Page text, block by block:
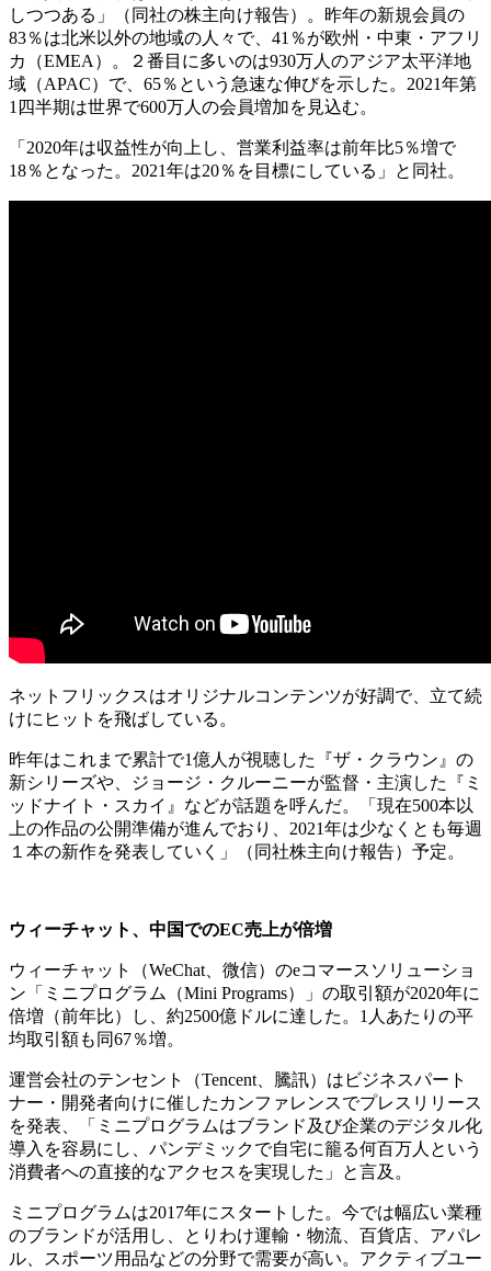
しつつある」（同社の株主向け報告）。昨年の新規会員の
83％は北米以外の地域の人々で、41％が欧州・中東・アフリ
カ（EMEA）。２番目に多いのは930万人のアジア太平洋地
域（APAC）で、65％という急速な伸びを示した。2021年第
1四半期は世界で600万人の会員増加を見込む。
「2020年は収益性が向上し、営業利益率は前年比5％増で
18％となった。2021年は20％を目標にしている」と同社。
ネットフリックスはオリジナルコンテンツが好調で、立て続
けにヒットを飛ばしている。
昨年はこれまで累計で1億人が視聴した『ザ・クラウン』の
新シリーズや、ジョージ・クルーニーが監督・主演した『ミ
ッドナイト・スカイ』などが話題を呼んだ。「現在500本以
上の作品の公開準備が進んでおり、2021年は少なくとも毎週
１本の新作を発表していく」（同社株主向け報告）予定。
ウィーチャット、中国でのEC売上が倍増
ウィーチャット（WeChat、微信）のeコマースソリューショ
ン「ミニプログラム（Mini Programs）」の取引額が2020年に
倍増（前年比）し、約2500億ドルに達した。1人あたりの平
均取引額も同67％増。
運営会社のテンセント（Tencent、騰訊）はビジネスパート
ナー・開発者向けに催したカンファレンスでプレスリリース
を発表、「ミニプログラムはブランド及び企業のデジタル化
導入を容易にし、パンデミックで自宅に籠る何百万人という
消費者への直接的なアクセスを実現した」と言及。
ミニプログラムは2017年にスタートした。今では幅広い業種
のブランドが活用し、とりわけ運輸・物流、百貨店、アパレ
ル、スポーツ用品などの分野で需要が高い。アクティブユー